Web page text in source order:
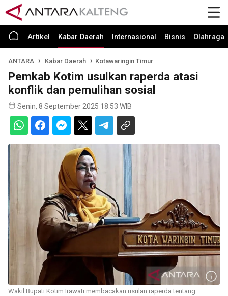
Artikel Kabar Daerah Internasional Bisnis Olahraga
ANTARA Kabar Daerah Kotawaringin Timur
Pemkab Kotim usulkan raperda atasi
konflik dan pemulihan sosial
Senin, 8 September 2025 18:53 WIB
Wakil Bupati Kotim Irawati membacakan usulan raperda tentang